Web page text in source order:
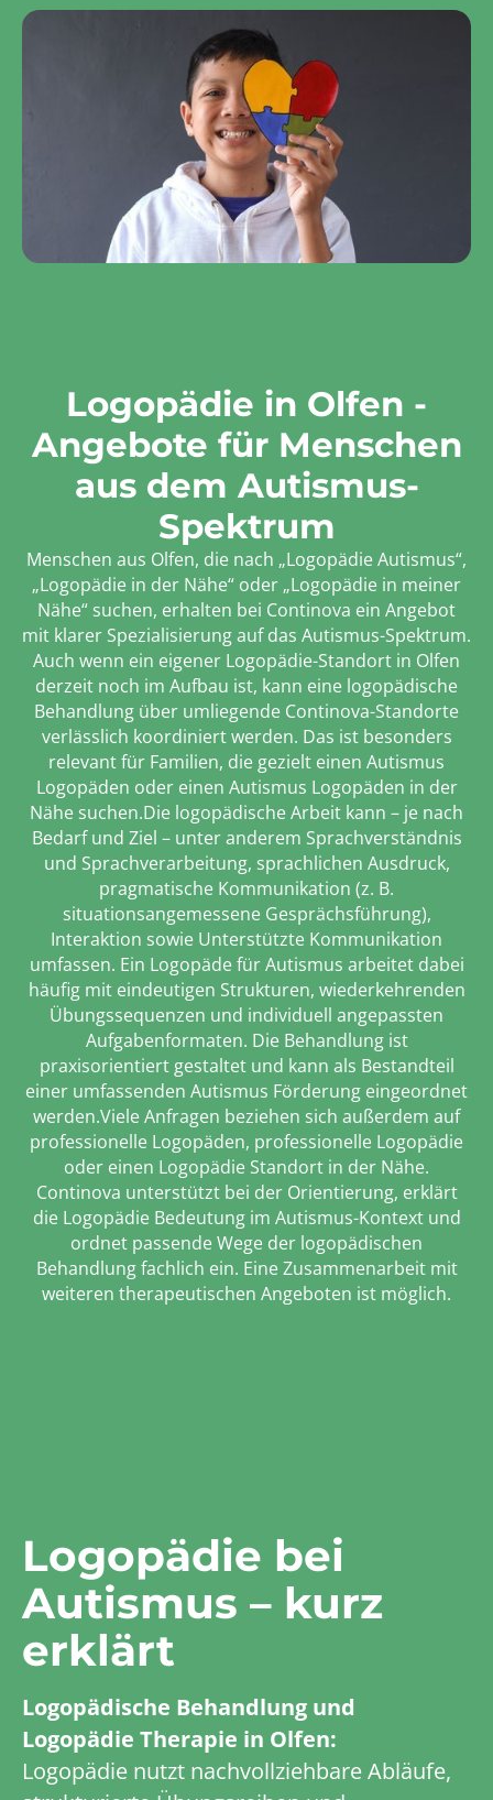
Logopädie in Olfen -
Angebote für Menschen
aus dem Autismus-
Spektrum
Menschen aus Olfen, die nach „Logopädie Autismus“,
„Logopädie in der Nähe“ oder „Logopädie in meiner
Nähe“ suchen, erhalten bei Continova ein Angebot
mit klarer Spezialisierung auf das Autismus-Spektrum.
Auch wenn ein eigener Logopädie-Standort in Olfen
derzeit noch im Aufbau ist, kann eine logopädische
Behandlung über umliegende Continova-Standorte
verlässlich koordiniert werden. Das ist besonders
relevant für Familien, die gezielt einen Autismus
Logopäden oder einen Autismus Logopäden in der
Nähe suchen.Die logopädische Arbeit kann – je nach
Bedarf und Ziel – unter anderem Sprachverständnis
und Sprachverarbeitung, sprachlichen Ausdruck,
pragmatische Kommunikation (z. B.
situationsangemessene Gesprächsführung),
Interaktion sowie Unterstützte Kommunikation
umfassen. Ein Logopäde für Autismus arbeitet dabei
häufig mit eindeutigen Strukturen, wiederkehrenden
Übungssequenzen und individuell angepassten
Aufgabenformaten. Die Behandlung ist
praxisorientiert gestaltet und kann als Bestandteil
einer umfassenden Autismus Förderung eingeordnet
werden.Viele Anfragen beziehen sich außerdem auf
professionelle Logopäden, professionelle Logopädie
oder einen Logopädie Standort in der Nähe.
Continova unterstützt bei der Orientierung, erklärt
die Logopädie Bedeutung im Autismus-Kontext und
ordnet passende Wege der logopädischen
Behandlung fachlich ein. Eine Zusammenarbeit mit
weiteren therapeutischen Angeboten ist möglich.
Logopädie bei
Autismus – kurz
erklärt
Logopädische Behandlung und
Logopädie Therapie in Olfen:
Logopädie nutzt nachvollziehbare Abläufe,